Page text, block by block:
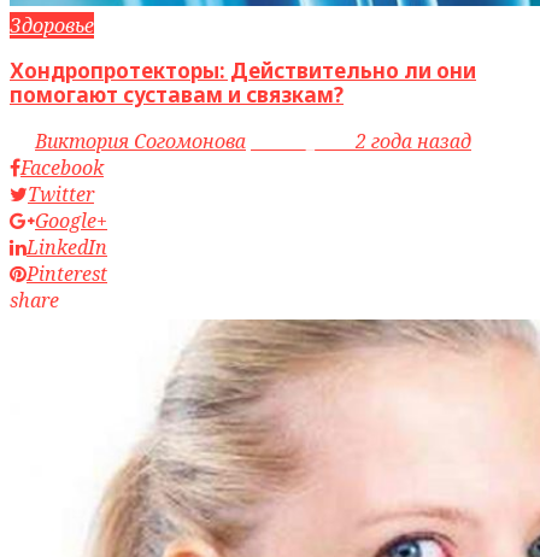
Здоровье
Хондропротекторы: Действительно ли они
помогают суставам и связкам?
byВиктория Согомонова access_time2 года назад
Facebook
Twitter
Google+
LinkedIn
Pinterest
share